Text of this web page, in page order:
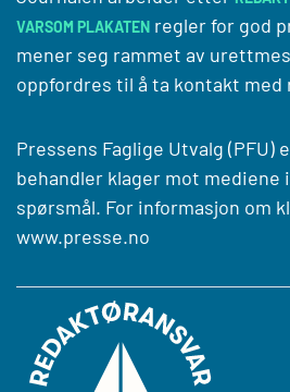
VARSOM PLAKATEN regler for god
mener seg rammet av
oppfordres til å ta kontakt med
Pressens Faglige Utvalg (PFU)
behandler klager mot mediene
spørsmål. For informasjon om
www.presse.no